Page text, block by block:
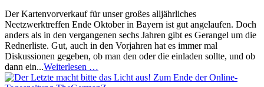
Der Kartenvorverkauf für unser großes alljährliches
Neetzwerktreffen Ende Oktober in Bayern ist gut angelaufen. Doch
anders als in den vergangenen sechs Jahren gibt es Gerangel um die
Rednerliste. Gut, auch in den Vorjahren hat es immer mal
Diskussionen gegeben, ob man den oder die einladen sollte, und ob
dann ein...Weiterlesen …